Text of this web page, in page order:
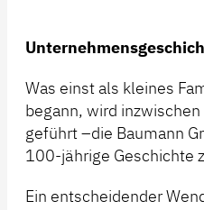
Was einst als kleines
begann, wird
geführt –die Baumann
100-jährige Geschichte
Ein entscheidender